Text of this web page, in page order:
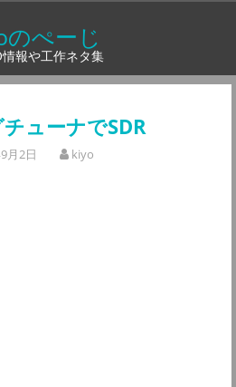
のぺーじ
報や工作ネタ集
ューナでSDR
月2日 kiyo